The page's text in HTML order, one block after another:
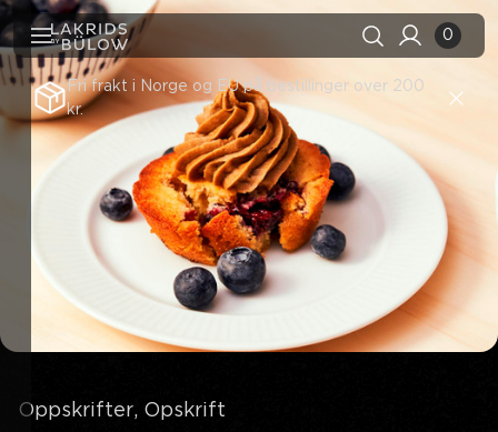
0
Fri frakt i Norge og EU på bestillinger over 200
kr.
Søkehistorikk Fjern alle
Søkeresultater Se alle
Oppskrifter Opskrift